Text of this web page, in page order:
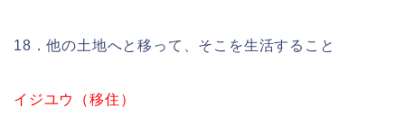
18．他の土地へと移って、そこを生活すること
イジユウ（移住）